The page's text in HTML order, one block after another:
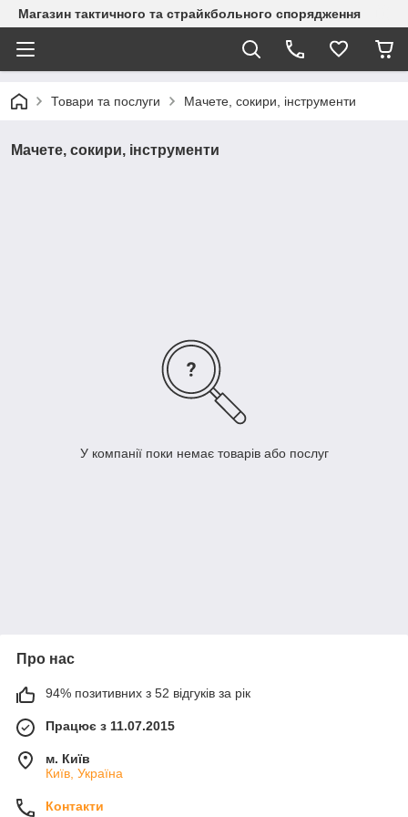
Магазин тактичного та страйкбольного спорядження
Товари та послуги Мачете, сокири, інструменти
Мачете, сокири, інструменти
У компанії поки немає товарів або послуг
Про нас
94% позитивних з 52 відгуків за рік
Працює з 11.07.2015
м. Київ
Київ, Україна
Контакти